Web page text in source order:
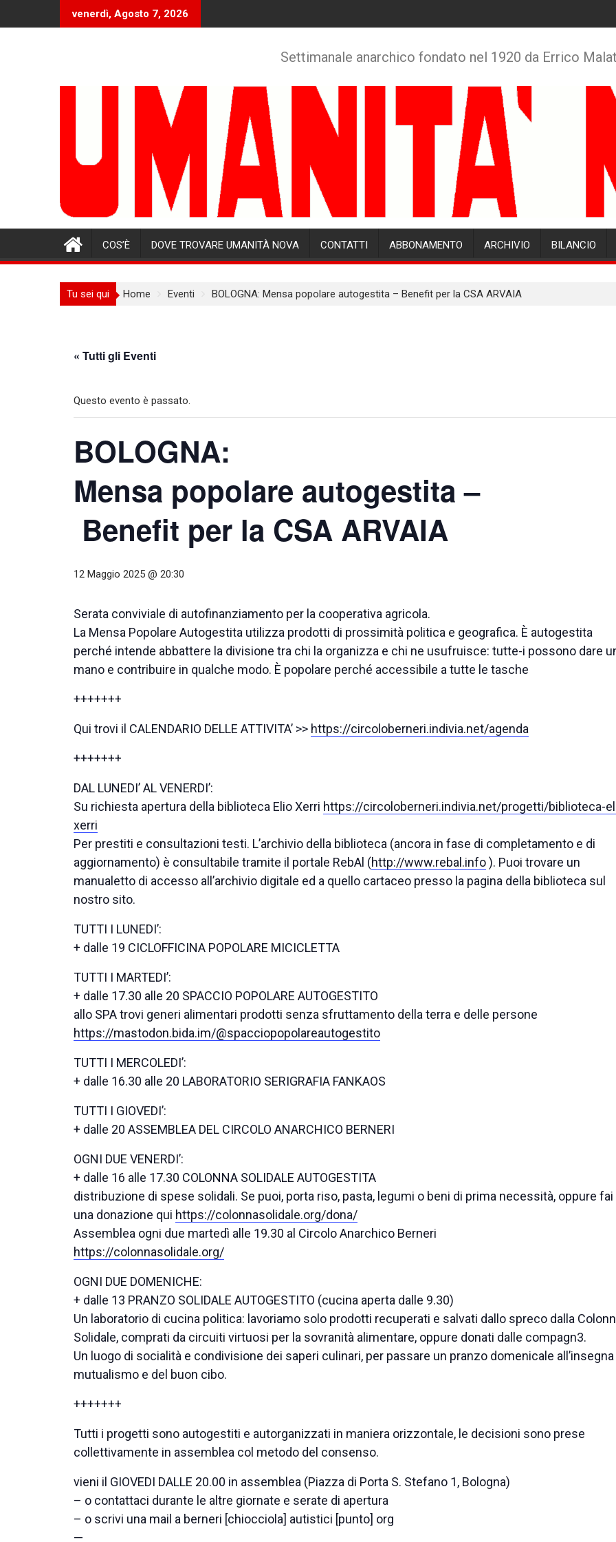
venerdì, Agosto 7, 2026
Settimanale anarchico fondato nel 1920 da Errico
COS’È DOVE TROVARE UMANITÀ NOVA CONTATTI ABBONAMENTO ARCHIVIO BILANCIO
Tu sei qui Home Eventi BOLOGNA: Mensa popolare autogestita – Benefit per la CSA ARVAIA
« Tutti gli Eventi
Questo evento è passato.
BOLOGNA:
Mensa popolare autogestita –
Benefit per la CSA ARVAIA
12 Maggio 2025 @ 20:30
Serata conviviale di autofinanziamento per la cooperativa agricola.
La Mensa Popolare Autogestita utilizza prodotti di prossimità politica e geografica. È autogestita
perché intende abbattere la divisione tra chi la organizza e chi ne usufruisce: tutte-i possono dare
mano e contribuire in qualche modo. È popolare perché accessibile a tutte le tasche
+++++++
Qui trovi il CALENDARIO DELLE ATTIVITA’ >> https://circoloberneri.indivia.net/agenda
+++++++
DAL LUNEDI’ AL VENERDI’:
Su richiesta apertura della biblioteca Elio Xerri https://circoloberneri.indivia.net/progetti/biblioteca-
xerri
Per prestiti e consultazioni testi. L’archivio della biblioteca (ancora in fase di completamento e di
aggiornamento) è consultabile tramite il portale RebAl (http://www.rebal.info). Puoi trovare un
manualetto di accesso all’archivio digitale ed a quello cartaceo presso la pagina della biblioteca sul
nostro sito.
TUTTI I LUNEDI’:
+ dalle 19 CICLOFFICINA POPOLARE MICICLETTA
TUTTI I MARTEDI’:
+ dalle 17.30 alle 20 SPACCIO POPOLARE AUTOGESTITO
allo SPA trovi generi alimentari prodotti senza sfruttamento della terra e delle persone
https://mastodon.bida.im/@spacciopopolareautogestito
TUTTI I MERCOLEDI’:
+ dalle 16.30 alle 20 LABORATORIO SERIGRAFIA FANKAOS
TUTTI I GIOVEDI’:
+ dalle 20 ASSEMBLEA DEL CIRCOLO ANARCHICO BERNERI
OGNI DUE VENERDI’:
+ dalle 16 alle 17.30 COLONNA SOLIDALE AUTOGESTITA
distribuzione di spese solidali. Se puoi, porta riso, pasta, legumi o beni di prima necessità, oppure fai
una donazione qui https://colonnasolidale.org/dona/
Assemblea ogni due martedì alle 19.30 al Circolo Anarchico Berneri
https://colonnasolidale.org/
OGNI DUE DOMENICHE:
+ dalle 13 PRANZO SOLIDALE AUTOGESTITO (cucina aperta dalle 9.30)
Un laboratorio di cucina politica: lavoriamo solo prodotti recuperati e salvati dallo spreco dalla
Solidale, comprati da circuiti virtuosi per la sovranità alimentare, oppure donati dalle compagn3.
Un luogo di socialità e condivisione dei saperi culinari, per passare un pranzo domenicale all’insegna
mutualismo e del buon cibo.
+++++++
Tutti i progetti sono autogestiti e autorganizzati in maniera orizzontale, le decisioni sono prese
collettivamente in assemblea col metodo del consenso.
vieni il GIOVEDI DALLE 20.00 in assemblea (Piazza di Porta S. Stefano 1, Bologna)
– o contattaci durante le altre giornate e serate di apertura
– o scrivi una mail a berneri [chiocciola] autistici [punto] org
—